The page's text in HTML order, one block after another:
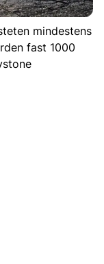
mindestens
fast 1000